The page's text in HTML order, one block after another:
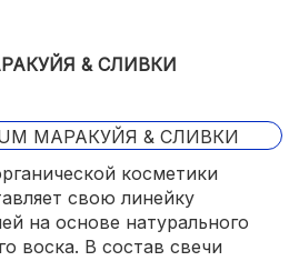
& СЛИВКИ
косметики
свою линейку
на основе натурального
воска. В состав свечи